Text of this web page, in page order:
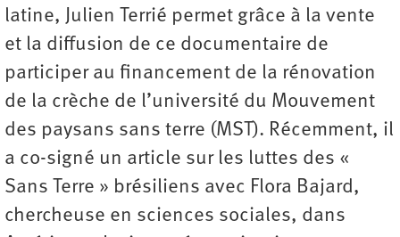
latine, Julien Terrié permet grâce à la vente
et la diffusion de ce documentaire de
participer au financement de la rénovation
de la crèche de l’université du Mouvement
des paysans sans terre (MST). Récemment, il
a co-signé un article sur les luttes des «
Sans Terre » brésiliens avec Flora Bajard,
chercheuse en sciences sociales, dans